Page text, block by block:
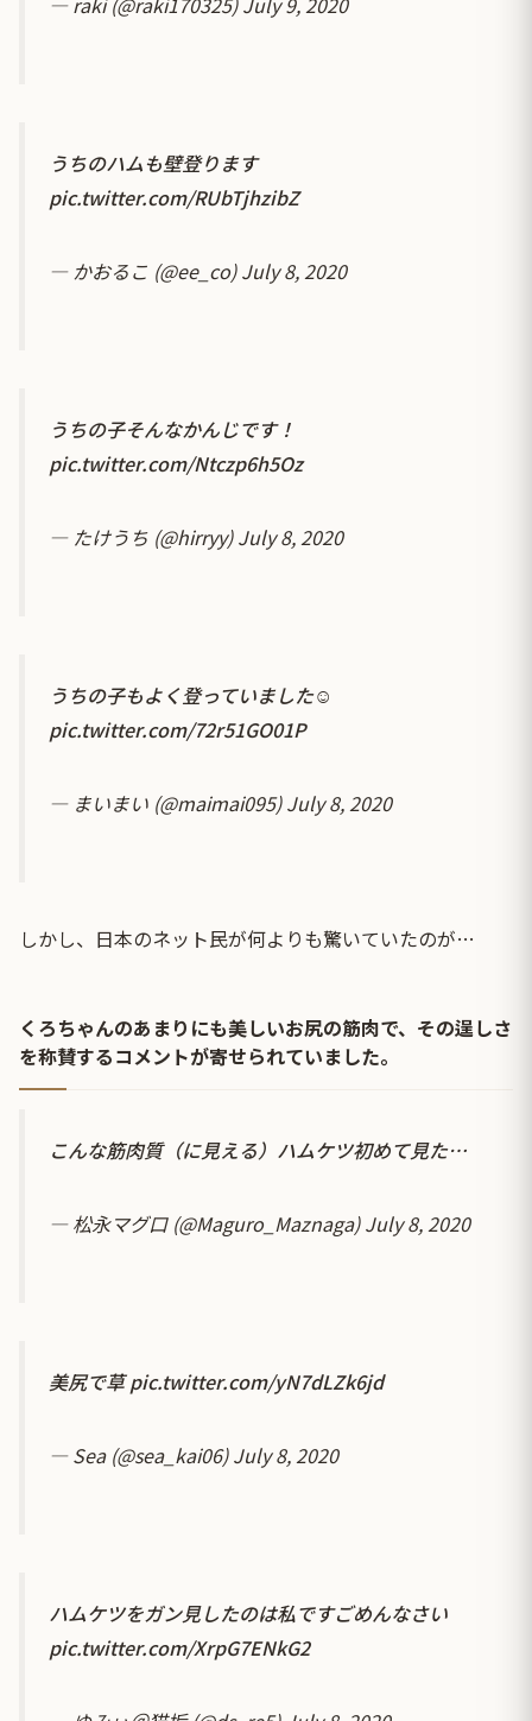
うちのハムも壁登ります
pic.twitter.com/RUbTjhzibZ
— かおるこ (@ee_co)July 8, 2020
うちの子そんなかんじです！
pic.twitter.com/Ntczp6h5Oz
— たけうち (@hirryy)July 8, 2020
うちの子もよく登っていました☺️
pic.twitter.com/72r51GO01P
— まいまい (@maimai095)July 8, 2020
しかし、日本のネット民が何よりも驚いていたのが…
くろちゃんのあまりにも美しいお尻の筋肉で、その逞しさ
を称賛するコメントが寄せられていました。
こんな筋肉質（に見える）ハムケツ初めて見た…
— 松永マグ口 (@Maguro_Maznaga)July 8, 2020
美尻で草pic.twitter.com/yN7dLZk6jd
— Sea (@sea_kai06)July 8, 2020
ハムケツをガン見したのは私ですごめんなさい
pic.twitter.com/XrpG7ENkG2